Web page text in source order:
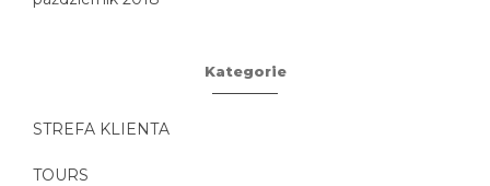
Kategorie
STREFA KLIENTA
TOURS